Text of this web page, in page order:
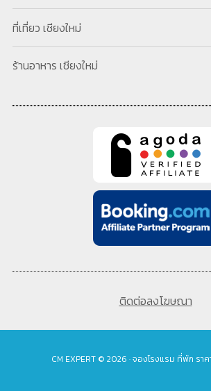
ที่เที่ยว เชียงใหม่
ร้านอาหาร เชียงใหม่
ติดต่อลงโฆษณา
CM EXPERT © 2026 · จองโรงแรม ที่พัก รา